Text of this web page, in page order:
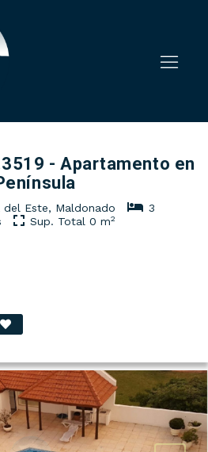
- Apartamento en
del Este, Maldonado
3
Sup. Total 0 m2